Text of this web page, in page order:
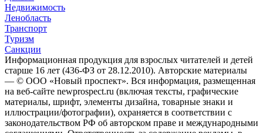
Недвижимость
Ленобласть
Транспорт
Туризм
Санкции
Информационная продукция для взрослых читателей и детей
старше 16 лет (436-ФЗ от 28.12.2010). Авторские материалы
— © ООО «Новый проспект». Вся информация, размещенная
на веб-сайте newprospect.ru (включая тексты, графические
материалы, шрифт, элементы дизайна, товарные знаки и
иллюстрации/фотографии), охраняется в соответствии с
законодательством РФ об авторском праве и международными